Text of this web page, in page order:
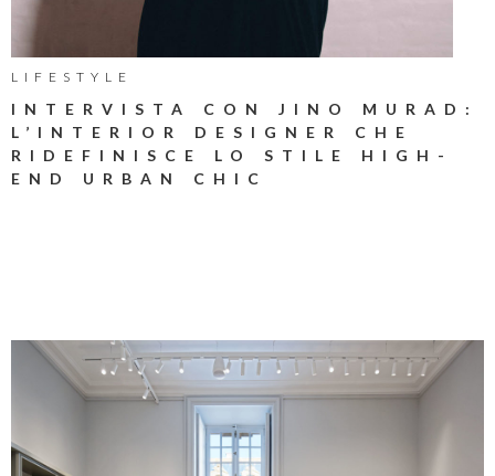
LIFESTYLE
INTERVISTA CON JINO MURAD:
L’INTERIOR DESIGNER CHE
RIDEFINISCE LO STILE HIGH-
END URBAN CHIC